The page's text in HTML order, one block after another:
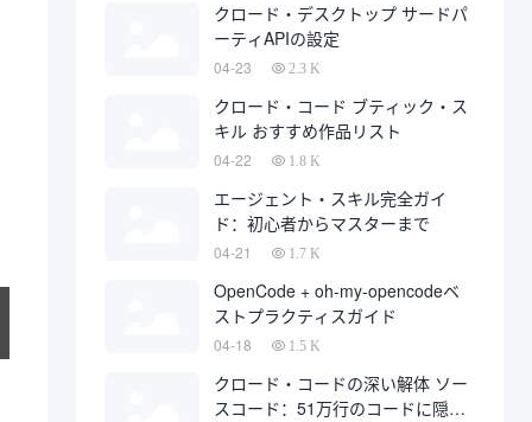
クロード・デスクトップ サードパ
ーティAPIの設定
04-23 2.3 K
クロード・コード ブティック・ス
キル おすすめ作品リスト
04-22 1.8 K
エージェント・スキル完全ガイ
ド：初心者からマスターまで
04-21 1.7 K
OpenCode + oh-my-opencodeベ
ストプラクティスガイド
04-18 1.5 K
クロード・コードの深い解体 ソー
スコード：51万行のコードに隠さ